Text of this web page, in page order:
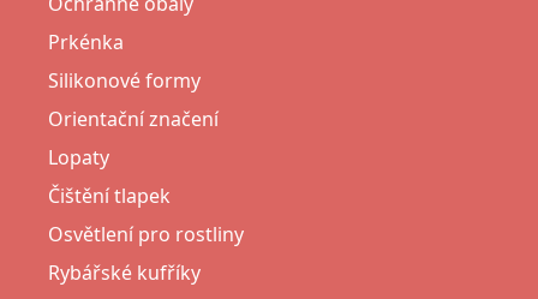
Prkénka
Silikonové formy
Orientační značení
Lopaty
Čištění tlapek
Osvětlení pro rostliny
Rybářské kufříky